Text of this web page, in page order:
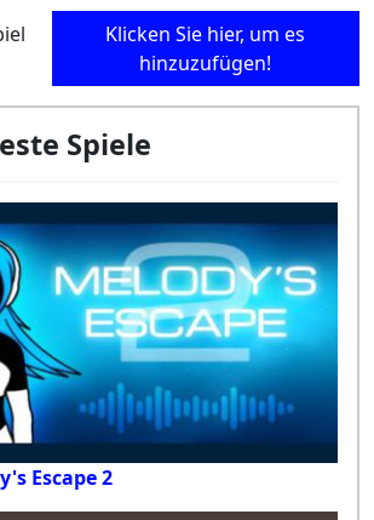
Klicken Sie hier, um es
hinzuzufügen!
Spiele
Escape 2